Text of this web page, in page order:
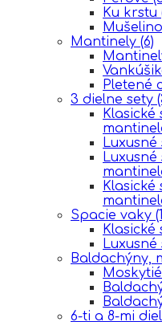
Ku krstu
Mantinely (6)
Pletené
3 dielne sety
Klasické
Klasické
Spacie vaky
Baldachýny,
6-ti a 8-mi